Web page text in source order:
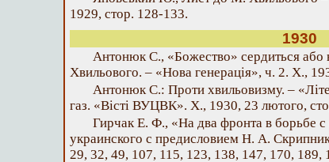
1929, стор. 128-133.
1930
Антонюк С., «Божество» сердиться або
Хвильового. – «Нова генерація», ч. 2. X.,
Антонюк С.: Проти хвильовизму. –
газ. «Вісті ВУЦВК». X., 1930, 23 лютого,
Гирчак Е. Ф., «На два фронта в борьбе
украинского с предисловием Н. А.
29, 32, 49, 107, 115, 123, 138, 147, 170, 189,